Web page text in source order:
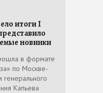
итоги I
новинки
в формате
по Москве-
генерального
Капьева